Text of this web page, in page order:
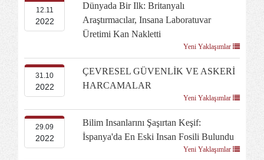
12.11
2022
Dünyada Bir Ilk: Britanyalı
Araştırmacılar, Insana Laboratuvar
Üretimi Kan Nakletti
Yeni Yaklaşımlar
31.10
2022
ÇEVRESEL GÜVENLİK VE ASKERİ
HARCAMALAR
Yeni Yaklaşımlar
29.09
2022
Bilim Insanlarını Şaşırtan Keşif:
İspanya'da En Eski Insan Fosili Bulundu
Yeni Yaklaşımlar